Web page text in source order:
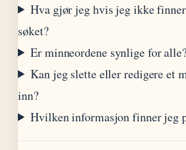
Hva gjør jeg hvis jeg ikke
søket?
Er minneordene synlige for
Kan jeg slette eller redigere et
inn?
Hvilken informasjon finner jeg